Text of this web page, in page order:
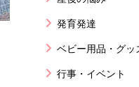
発育発達
ベビー用品・グッ
行事・イベント